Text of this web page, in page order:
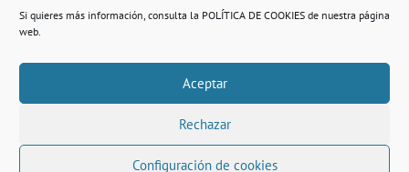
Si quieres más información, consulta la POLÍTICA DE COOKIES de nuestra página
web.
Aceptar
Rechazar
Configuración de cookies
© 2021. Realizado en el Centro de Rehabilitación